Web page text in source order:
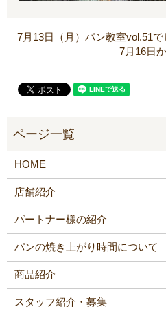
7月13日（月）パン教室vol.51で
7月16日
HOME
店舗紹介
パートナー様の紹介
パンの焼き上がり時間について
商品紹介
スタッフ紹介・募集